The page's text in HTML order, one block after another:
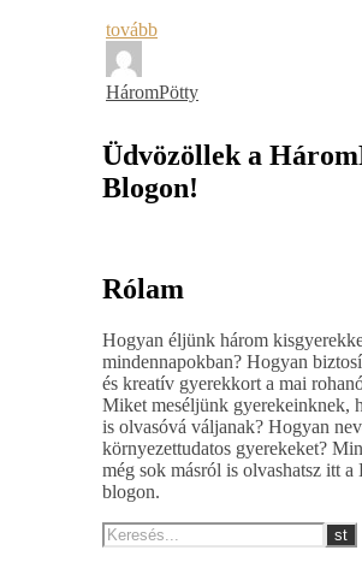
tovább
HáromPötty
Üdvözöllek a
Blogon!
Rólam
Hogyan éljünk három
mindennapokban? Hogyan
és kreatív gyerekkort a mai
Miket meséljünk gyerekeinknek,
is olvasóvá váljanak? Hogyan
környezettudatos gyerekeket?
még sok másról is olvashatsz itt a
blogon.